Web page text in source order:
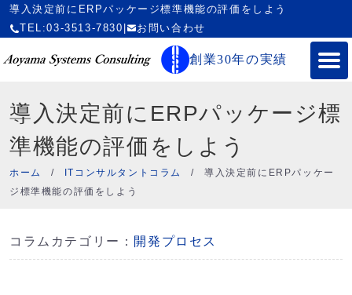
導入決定前にERPパッケージ標準機能の評価をしよう
TEL:03-3513-7830
お問い合わせ
創業30年の実績
導入決定前にERPパッケージ標
準機能の評価をしよう
ホーム / ITコンサルタントコラム /導入決定前にERPパッケー
ジ標準機能の評価をしよう
コラムカテゴリー： 開発プロセス